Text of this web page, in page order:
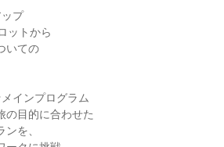
ップ
ットから
いての
インプログラム
の目的に合わせた
を、